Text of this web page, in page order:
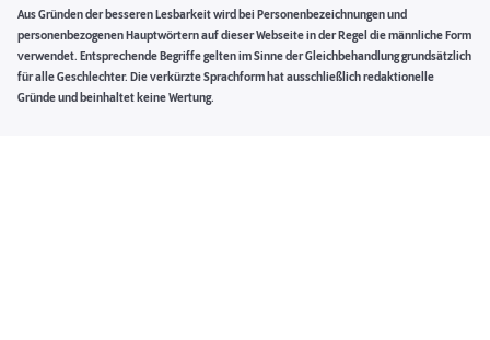
Aus Gründen der besseren Lesbarkeit wird bei Personenbezeichnungen und
personenbezogenen Hauptwörtern auf dieser Webseite in der Regel die männliche Form
verwendet. Entsprechende Begriffe gelten im Sinne der Gleichbehandlung grundsätzlich
für alle Geschlechter. Die verkürzte Sprachform hat ausschließlich redaktionelle
Gründe und beinhaltet keine Wertung.